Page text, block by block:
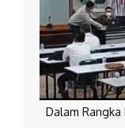
Dalam Rangka